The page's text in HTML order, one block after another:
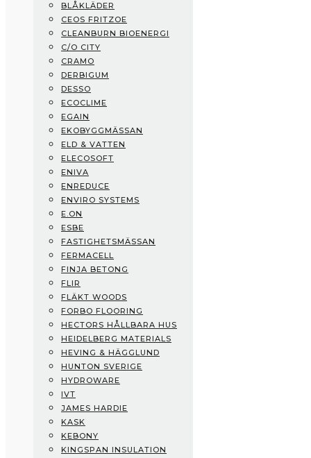
Byggvarubedömningen
Blåkläder
CEOS Fritzoe
CleanBurn Bioenergi
C/O City
CRAMO
Derbigum
Desso
Ecoclime
eGain
Ekobyggmässan
Eld & Vatten
Elecosoft
ENIVA
EnReduce
Enviro Systems
E.ON
ESBE
Fastighetsmässan
Fermacell
Finja Betong
Flir
Fläkt Woods
Forbo Flooring
Hectors Hållbara Hus
Heidelberg Materials
Heving & Hägglund
Hunton Sverige
Hydroware
IVT
James Hardie
Kask
Kebony
BLÅKLÄDER
CEOS FRITZOE
CLEANBURN BIOENERGI
C/O CITY
CRAMO
DERBIGUM
DESSO
ECOCLIME
EGAIN
EKOBYGGMÄSSAN
ELD & VATTEN
ELECOSOFT
ENIVA
ENREDUCE
ENVIRO SYSTEMS
E.ON
ESBE
FASTIGHETSMÄSSAN
FERMACELL
FINJA BETONG
FLIR
FLÄKT WOODS
FORBO FLOORING
HECTORS HÅLLBARA HUS
HEIDELBERG MATERIALS
HEVING & HÄGGLUND
HUNTON SVERIGE
HYDROWARE
IVT
JAMES HARDIE
KASK
KEBONY
KINGSPAN INSULATION